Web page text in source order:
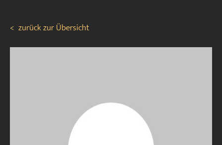
< zurück zur Übersicht